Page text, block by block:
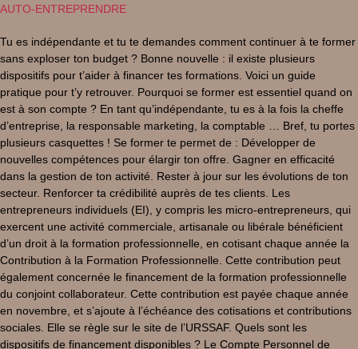
AUTO-ENTREPRENDRE
Tu es indépendante et tu te demandes comment continuer à te former
sans exploser ton budget ? Bonne nouvelle : il existe plusieurs
dispositifs pour t’aider à financer tes formations. Voici un guide
pratique pour t’y retrouver. Pourquoi se former est essentiel quand on
est à son compte ? En tant qu’indépendante, tu es à la fois la cheffe
d’entreprise, la responsable marketing, la comptable … Bref, tu portes
plusieurs casquettes ! Se former te permet de : Développer de
nouvelles compétences pour élargir ton offre. Gagner en efficacité
dans la gestion de ton activité. Rester à jour sur les évolutions de ton
secteur. Renforcer ta crédibilité auprès de tes clients. Les
entrepreneurs individuels (EI), y compris les micro-entrepreneurs, qui
exercent une activité commerciale, artisanale ou libérale bénéficient
d’un droit à la formation professionnelle, en cotisant chaque année la
Contribution à la Formation Professionnelle. Cette contribution peut
également concernée le financement de la formation professionnelle
du conjoint collaborateur. Cette contribution est payée chaque année
en novembre, et s’ajoute à l’échéance des cotisations et contributions
sociales. Elle se règle sur le site de l’URSSAF. Quels sont les
dispositifs de financement disponibles ? Le Compte Personnel de